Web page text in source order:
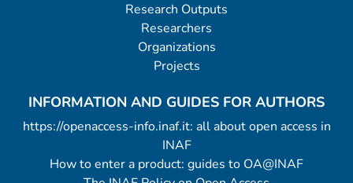
Research Outputs
Researchers
Organizations
Projects
INFORMATION AND GUIDES FOR AUTHORS
https://openaccess-info.inaf.it: all about open access in
INAF
How to enter a product: guides to OA@INAF